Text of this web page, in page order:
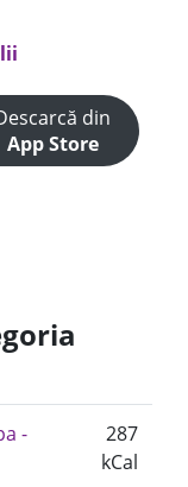
din
App Store
-
287
kCal